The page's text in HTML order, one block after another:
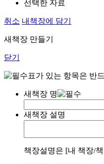
선택한 자료
취소 내책장에 담기
새책장 만들기
닫기
표가 있는 항목은 반
새책장 명
새책장 설명
책장설명은 [내 책장/